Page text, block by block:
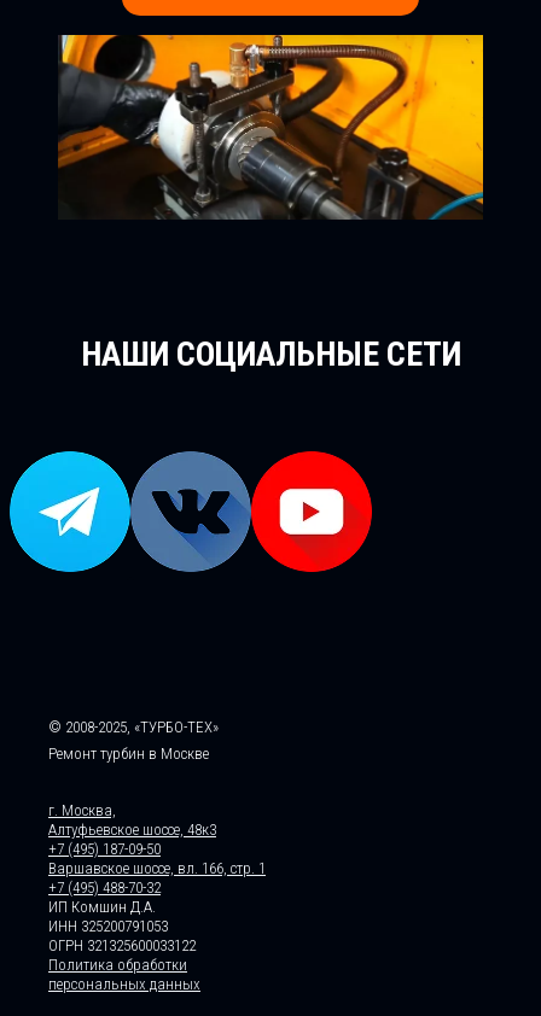
НАШИ СОЦИАЛЬНЫЕ СЕТИ
© 2008-2025, «ТУРБО-ТЕХ»
Ремонт турбин в Москве
г. Москва,
Алтуфьевское шоссе, 48к3
+7 (495) 187-09-50
Варшавское шоссе, вл. 166, стр. 1
+7 (495) 488-70-32
ИП Комшин Д.А.
ИНН 325200791053
ОГРН 321325600033122
Политика обработки
персональных данных